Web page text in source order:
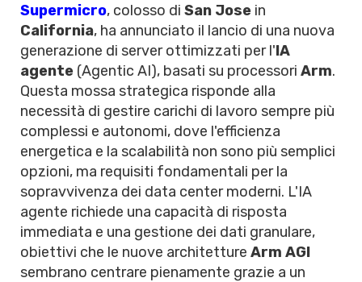
Supermicro, colosso di San Jose in
California, ha annunciato il lancio di una nuova
generazione di server ottimizzati per l'IA
agente (Agentic AI), basati su processori Arm.
Questa mossa strategica risponde alla
necessità di gestire carichi di lavoro sempre più
complessi e autonomi, dove l'efficienza
energetica e la scalabilità non sono più semplici
opzioni, ma requisiti fondamentali per la
sopravvivenza dei data center moderni. L'IA
agente richiede una capacità di risposta
immediata e una gestione dei dati granulare,
obiettivi che le nuove architetture Arm AGI
sembrano centrare pienamente grazie a un